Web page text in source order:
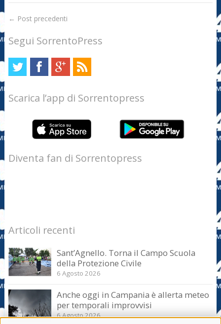
← Post precedenti
Segui SorrentoPress
Scarica l’app di Sorrentopress
Diventa fan di Sorrentopress
Articoli recenti
Sant’Agnello. Torna il Campo Scuola
della Protezione Civile
6 Agosto 2026
Anche oggi in Campania è allerta meteo
per temporali improvvisi
6 Agosto 2026